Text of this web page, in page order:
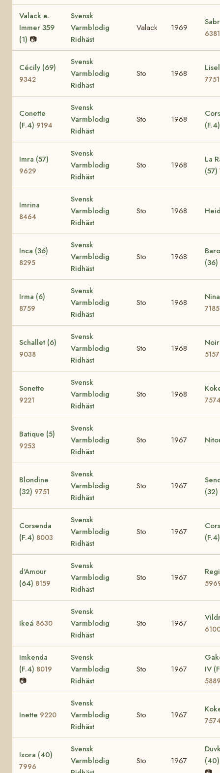
Valack e.
Immer 359
(1) 📷
Svensk
Varmblodig
Ridhäst
Valack 1969
6381
Cécily (69)
9342
Svensk
Varmblodig
Ridhäst
Sto 1968
7751
Conette
(F.4) 9194
Svensk
Varmblodig
Ridhäst
Sto 1968
Imra (57)
9629
Svensk
Varmblodig
Ridhäst
Sto 1968
La
(57)
Imrina
8464
Svensk
Varmblodig
Ridhäst
Sto 1968
Inca (36)
8295
Svensk
Varmblodig
Ridhäst
Sto 1968
(36)
Irma (6)
8759
Svensk
Varmblodig
Ridhäst
Sto 1968
7185
Schallet (6)
9038
Svensk
Varmblodig
Ridhäst
Sto 1968
5157
Sonette
9221
Svensk
Varmblodig
Ridhäst
Sto 1968
Batique (5)
9253
Svensk
Varmblodig
Ridhäst
Sto 1967
Blondine
(32) 9751
Svensk
Varmblodig
Ridhäst
Sto 1967
(32)
Corsenda
(F.4) 8003
Svensk
Varmblodig
Ridhäst
Sto 1967
d'Amour
(64) 8159
Svensk
Varmblodig
Ridhäst
Sto 1967
Ikeá 8630
Svensk
Varmblodig
Ridhäst
Sto 1967
Imkenda
(F.4) 8019
📷
Svensk
Varmblodig
Ridhäst
Sto 1967
IV
Inette 9220
Svensk
Varmblodig
Ridhäst
Sto 1967
Ixora (40)
7996
Svensk
Varmblodig
Sto 1967